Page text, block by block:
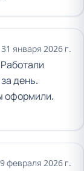
31 января 2026 г.
день.
оформили.
9 февраля 2026 г.